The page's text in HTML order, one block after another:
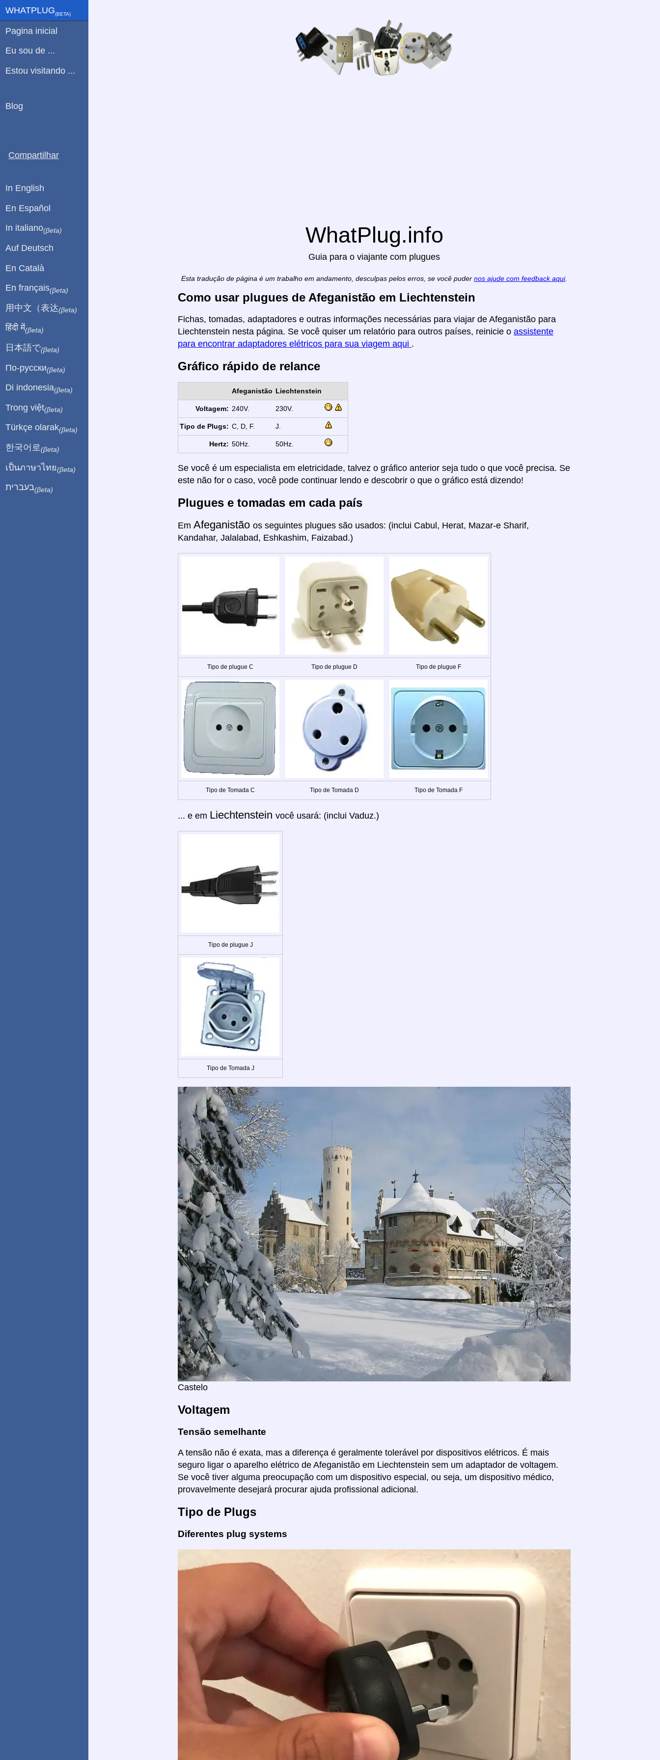
WhatPlug.info
Guia para o viajante com plugues
Esta tradução de página é um trabalho em andamento, desculpas pelos erros, se você puder nos ajude com feedback aqui.
Como usar plugues de Afeganistão em Liechtenstein
Fichas, tomadas, adaptadores e outras informações necessárias para viajar de Afeganistão para
Liechtenstein nesta página. Se você quiser um relatório para outros países, reinicie o assistente
para encontrar adaptadores elétricos para sua viagem aqui .
Gráfico rápido de relance
Afeganistão Liechtenstein
Voltagem: 240V. 230V.
Tipo de Plugs: C, D, F. J.
Hertz: 50Hz. 50Hz.
Se você é um especialista em eletricidade, talvez o gráfico anterior seja tudo o que você precisa. Se
este não for o caso, você pode continuar lendo e descobrir o que o gráfico está dizendo!
Plugues e tomadas em cada país
Em Afeganistão os seguintes plugues são usados: (inclui Cabul, Herat, Mazar-e Sharif,
Kandahar, Jalalabad, Eshkashim, Faizabad.)
Tipo de plugue C Tipo de plugue D Tipo de plugue F
Tipo de Tomada C Tipo de Tomada D Tipo de Tomada F
... e em Liechtenstein você usará: (inclui Vaduz.)
Tipo de plugue J
Tipo de Tomada J
Castelo
Voltagem
Tensão semelhante
A tensão não é exata, mas a diferença é geralmente tolerável por dispositivos elétricos. É mais
seguro ligar o aparelho elétrico de Afeganistão em Liechtenstein sem um adaptador de voltagem.
Se você tiver alguma preocupação com um dispositivo especial, ou seja, um dispositivo médico,
provavelmente desejará procurar ajuda profissional adicional.
Tipo de Plugs
Diferentes plug systems
WHATPLUG(ΒETA)
Pagina inicial
Eu sou de ...
Estou visitando ...
Blog
Compartilhar
In English
En Español
In italiano(βeta)
Auf Deutsch
En Català
En français(βeta)
用中文（表达(βeta)
हिंदी में(βeta)
日本語で(βeta)
По-русски(βeta)
Di indonesia(βeta)
Trong việt(βeta)
Türkçe olarak(βeta)
한국어로 (βeta)
เป็นภาษาไทย(βeta)
בעברית(βeta)